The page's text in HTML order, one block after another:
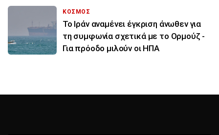
ΚΟΣΜΟΣ
Το Ιράν αναμένει έγκριση άνωθεν για
τη συμφωνία σχετικά με το Ορμούζ -
Για πρόοδο μιλούν οι ΗΠΑ